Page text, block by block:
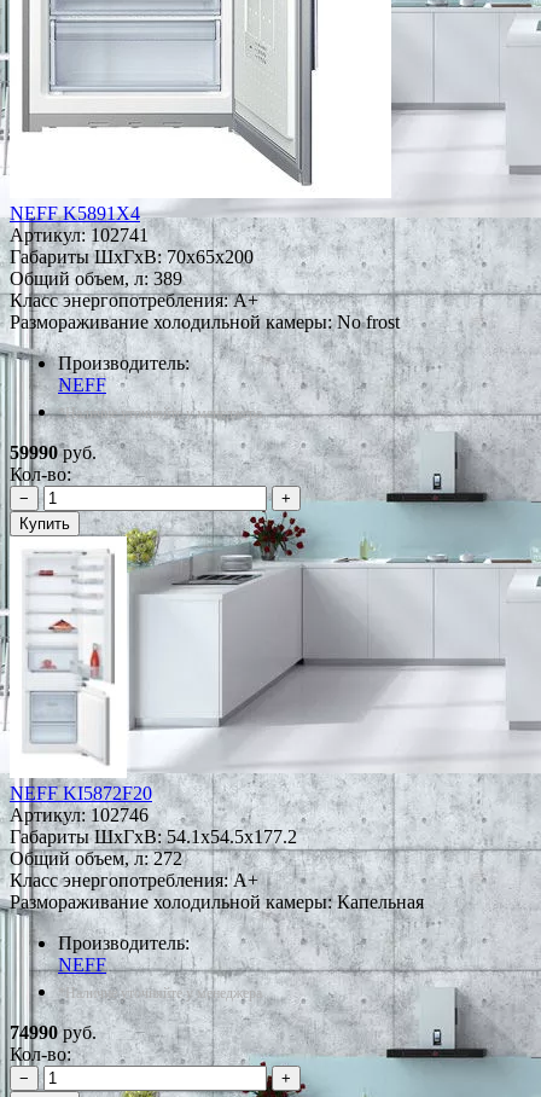
NEFF K5891X4
Артикул:102741
Габариты ШxГxВ: 70x65x200
Общий объем, л: 389
Класс энергопотребления: A+
Размораживание холодильной камеры: No frost
Производитель:
NEFF
*Наличие уточняйте у менеджера
59990руб.
Кол-во:
−
+
Купить
NEFF KI5872F20
Артикул:102746
Габариты ШxГxВ: 54.1x54.5x177.2
Общий объем, л: 272
Класс энергопотребления: A+
Размораживание холодильной камеры: Капельная
Производитель:
NEFF
*Наличие уточняйте у менеджера
74990руб.
Кол-во:
−
+